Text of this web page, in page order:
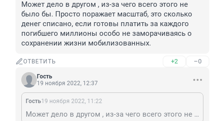
Может дело в другом , из-за чего всего этого не
было бы. Просто поражает масштаб, это сколько
денег списано, если готовы платить за каждого
погибшего миллионы особо не заморачиваясь о
сохранении жизни мобилизованных.
ОТВЕТИТЬ +2 –0
Гость
19 ноября 2022, 12:37
Гость19 ноября 2022, 11:22
Может дело в другом , из-за чего всего этого не было бы. Просто поражает масштаб, это сколько денег списано, если готовы платить за каждого погибшего миллионы особо не заморачиваясь о сохранении жизни мобилизованных.